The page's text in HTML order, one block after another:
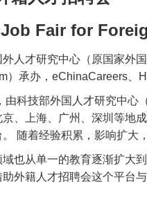
Fair for
人才研究中心（原国家外
）承办，eChinaCareers、
由科技部外国人才研究中心
、上海、广州、深圳等地
随着经验积累，影响扩大
也从单一的教育逐渐扩大
外籍人才招聘会这个平台